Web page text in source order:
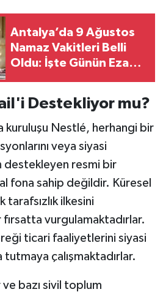
Antalya’da 9 Ağustos
Namaz Vakitleri Belli
Oldu: İşte Günün Ezan
Destekliyor mu?
kuruluşu Nestlé, herhangi bir
veya siyasi
destekleyen resmi bir
fona sahip değildir. Küresel
tarafsızlık ilkesini
vurgulamaktadırlar.
ticari faaliyetlerini siyasi
tutmaya çalışmaktadırlar.
bazı sivil toplum